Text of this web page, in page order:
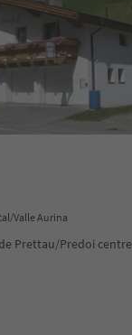
Valle Aurina
Prettau/Predoi